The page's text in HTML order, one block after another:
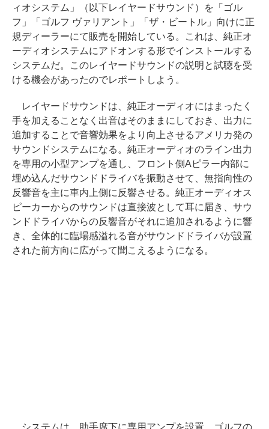
ィオシステム」（以下レイヤードサウンド）を「ゴル
フ」「ゴルフ ヴァリアント」「ザ・ビートル」向けに正
規ディーラーにて販売を開始している。これは、純正オ
ーディオシステムにアドオンする形でインストールする
システムだ。このレイヤードサウンドの説明と試聴を受
ける機会があったのでレポートしよう。
レイヤードサウンドは、純正オーディオにはまったく
手を加えることなく出音はそのままにしておき、出力に
追加することで音響効果をより向上させるアメリカ発の
サウンドシステムになる。純正オーディオのライン出力
を専用の小型アンプを通し、フロント側Aピラー内部に
埋め込んだサウンドドライバを振動させて、無指向性の
反響音を主に車内上側に反響させる。純正オーディオス
ピーカーからのサウンドは直接波として耳に届き、サウ
ンドドライバからの反響音がそれに追加されるように響
き、全体的に臨場感溢れる音がサウンドドライバが設置
された前方向に広がって聞こえるようになる。